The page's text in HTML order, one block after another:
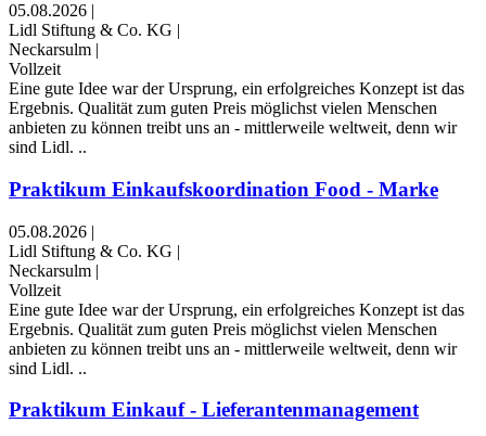
05.08.2026 |
Lidl Stiftung & Co. KG |
Neckarsulm |
Vollzeit
Eine gute Idee war der Ursprung, ein erfolgreiches Konzept ist das
Ergebnis. Qualität zum guten Preis möglichst vielen Menschen
anbieten zu können treibt uns an - mittlerweile weltweit, denn wir
sind Lidl. ..
Praktikum Einkaufskoordination Food - Marke
05.08.2026 |
Lidl Stiftung & Co. KG |
Neckarsulm |
Vollzeit
Eine gute Idee war der Ursprung, ein erfolgreiches Konzept ist das
Ergebnis. Qualität zum guten Preis möglichst vielen Menschen
anbieten zu können treibt uns an - mittlerweile weltweit, denn wir
sind Lidl. ..
Praktikum Einkauf - Lieferantenmanagement